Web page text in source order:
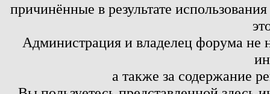
причинённые в результате
Администрация и владелец форума не
а также за содержание